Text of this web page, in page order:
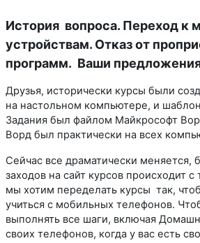
История вопроса. Переход к
устройствам. Отказ от
программ. Ваши
Друзья, исторически курсы были
на настольном компьютере, и
Задания был файлом Майкрософт
Ворд был практически на всех
Сейчас все драматически меняется,
заходов на сайт курсов происходит
мы хотим переделать курсы так,
учиться с мобильных телефонов.
выполнять все шаги, включая
своих телефонов, когда у вас есть